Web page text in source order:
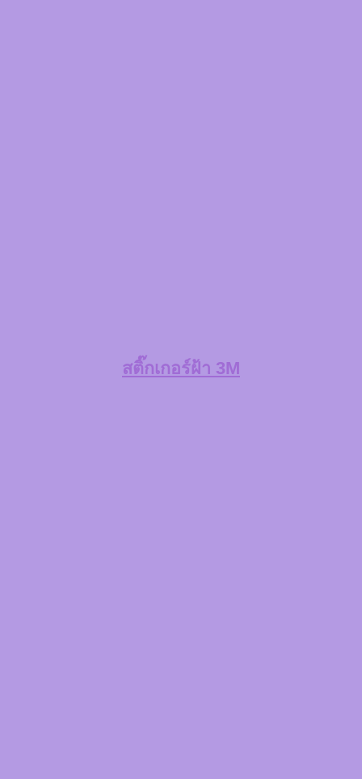
สติ๊กเกอร์ฝ้า 3M